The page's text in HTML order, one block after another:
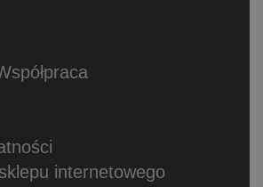
internetowego